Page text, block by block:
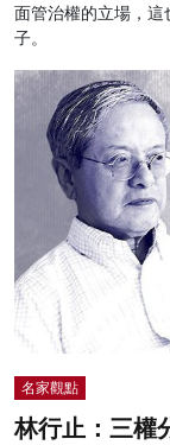
面管治權的立場，這
子。
名家觀點
林行止：三權